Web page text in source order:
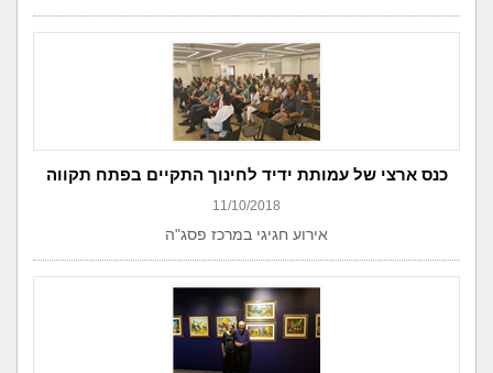
כנס ארצי של עמותת ידיד לחינוך התקיים בפתח תקווה
11/10/2018
אירוע חגיגי במרכז פסג"ה